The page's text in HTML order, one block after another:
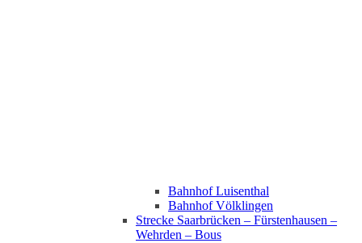
Bahnhof Luisenthal
Bahnhof Völklingen
Strecke Saarbrücken – Fürstenhausen –
Wehrden – Bous